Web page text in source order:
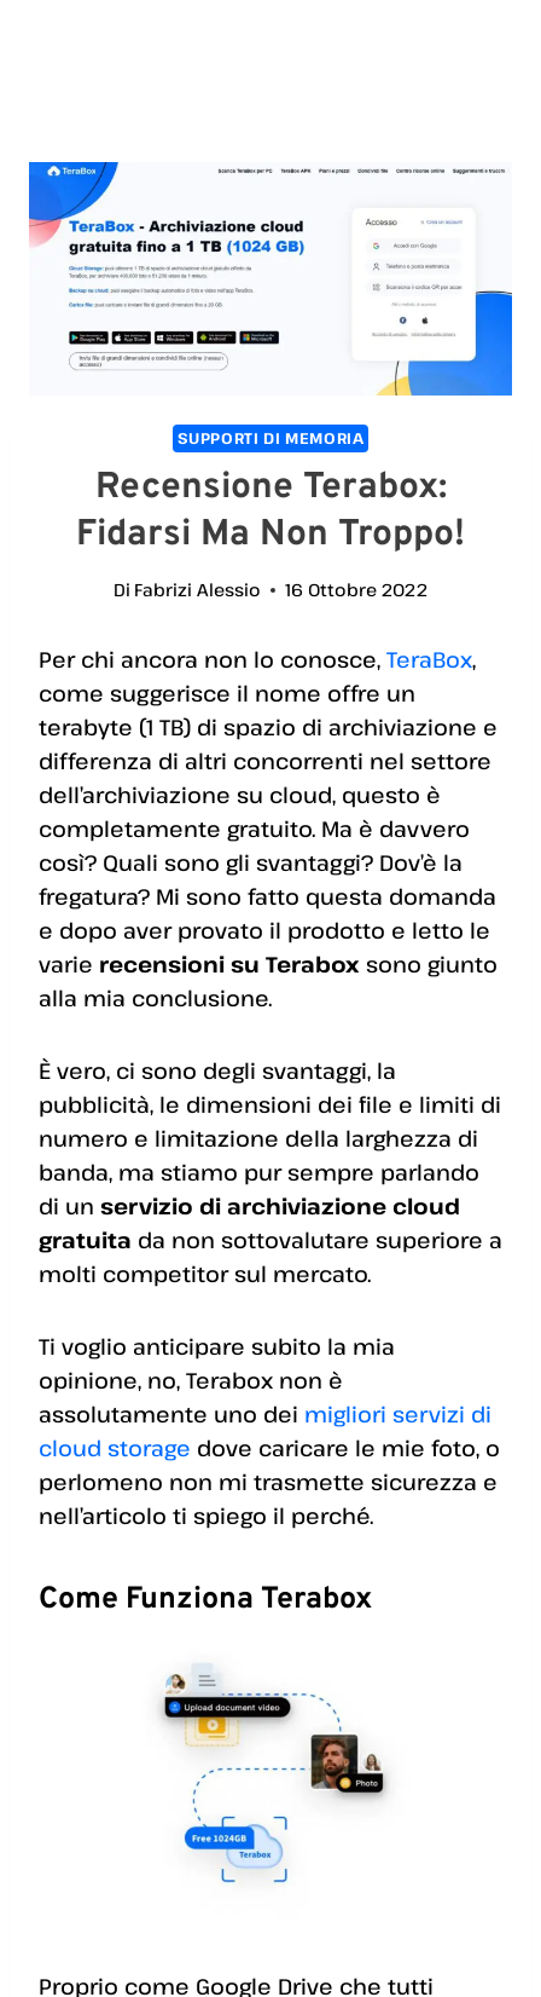
SUPPORTI DI MEMORIA
Recensione Terabox:
Fidarsi Ma Non Troppo!
Di Fabrizi Alessio 16 Ottobre 2022
Per chi ancora non lo conosce, TeraBox,
come suggerisce il nome offre un
terabyte (1 TB) di spazio di archiviazione e
differenza di altri concorrenti nel settore
dell’archiviazione su cloud, questo è
completamente gratuito. Ma è davvero
così? Quali sono gli svantaggi? Dov’è la
fregatura? Mi sono fatto questa domanda
e dopo aver provato il prodotto e letto le
varie recensioni su Terabox sono giunto
alla mia conclusione.
È vero, ci sono degli svantaggi, la
pubblicità, le dimensioni dei file e limiti di
numero e limitazione della larghezza di
banda, ma stiamo pur sempre parlando
di un servizio di archiviazione cloud
gratuita da non sottovalutare superiore a
molti competitor sul mercato.
Ti voglio anticipare subito la mia
opinione, no, Terabox non è
assolutamente uno dei migliori servizi di
cloud storage dove caricare le mie foto, o
perlomeno non mi trasmette sicurezza e
nell’articolo ti spiego il perché.
Come Funziona Terabox
Proprio come Google Drive che tutti